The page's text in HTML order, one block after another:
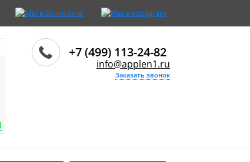
+7 (499) 113-24-82
info@applen1.ru
Заказать звонок